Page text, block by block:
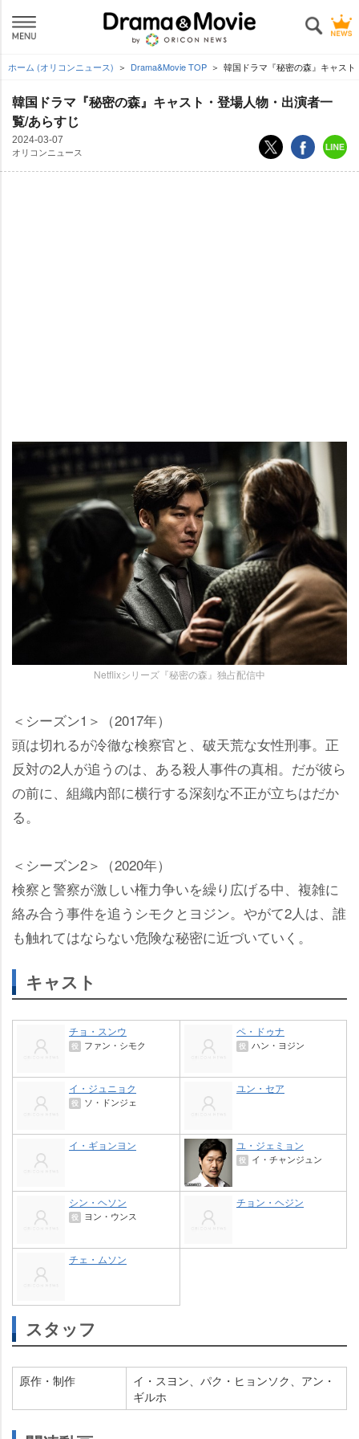
ホーム (オリコンニュース) Drama&Movie TOP 韓国ドラマ『秘密の森』キャス
韓国ドラマ『秘密の森』キャスト・登場人物・出演者一
覧/あらすじ
2024-03-07
オリコンニュース
Netflixシリーズ『秘密の森』独占配信中
＜シーズン1＞（2017年）
頭は切れるが冷徹な検察官と、破天荒な女性刑事。正
反対の2人が追うのは、ある殺人事件の真相。だが彼ら
の前に、組織内部に横行する深刻な不正が立ちはだか
る。
＜シーズン2＞（2020年）
検察と警察が激しい権力争いを繰り広げる中、複雑に
絡み合う事件を追うシモクとヨジン。やがて2人は、誰
も触れてはならない危険な秘密に近づいていく。
キャスト
チョ・スンウ
役 ファン・シモク
ペ・ドゥナ
役 ハン・ヨジン
イ・ジュニョク
役 ソ・ドンジェ
ユン・セア
イ・ギョンヨン ユ・ジェミョン
役 イ・チャンジュン
シン・ヘソン
役 ヨン・ウンス
チョン・ヘジン
チェ・ムソン
スタッフ
原作・制作
イ・スヨン、パク・ヒョンソク、アン・
ギルホ